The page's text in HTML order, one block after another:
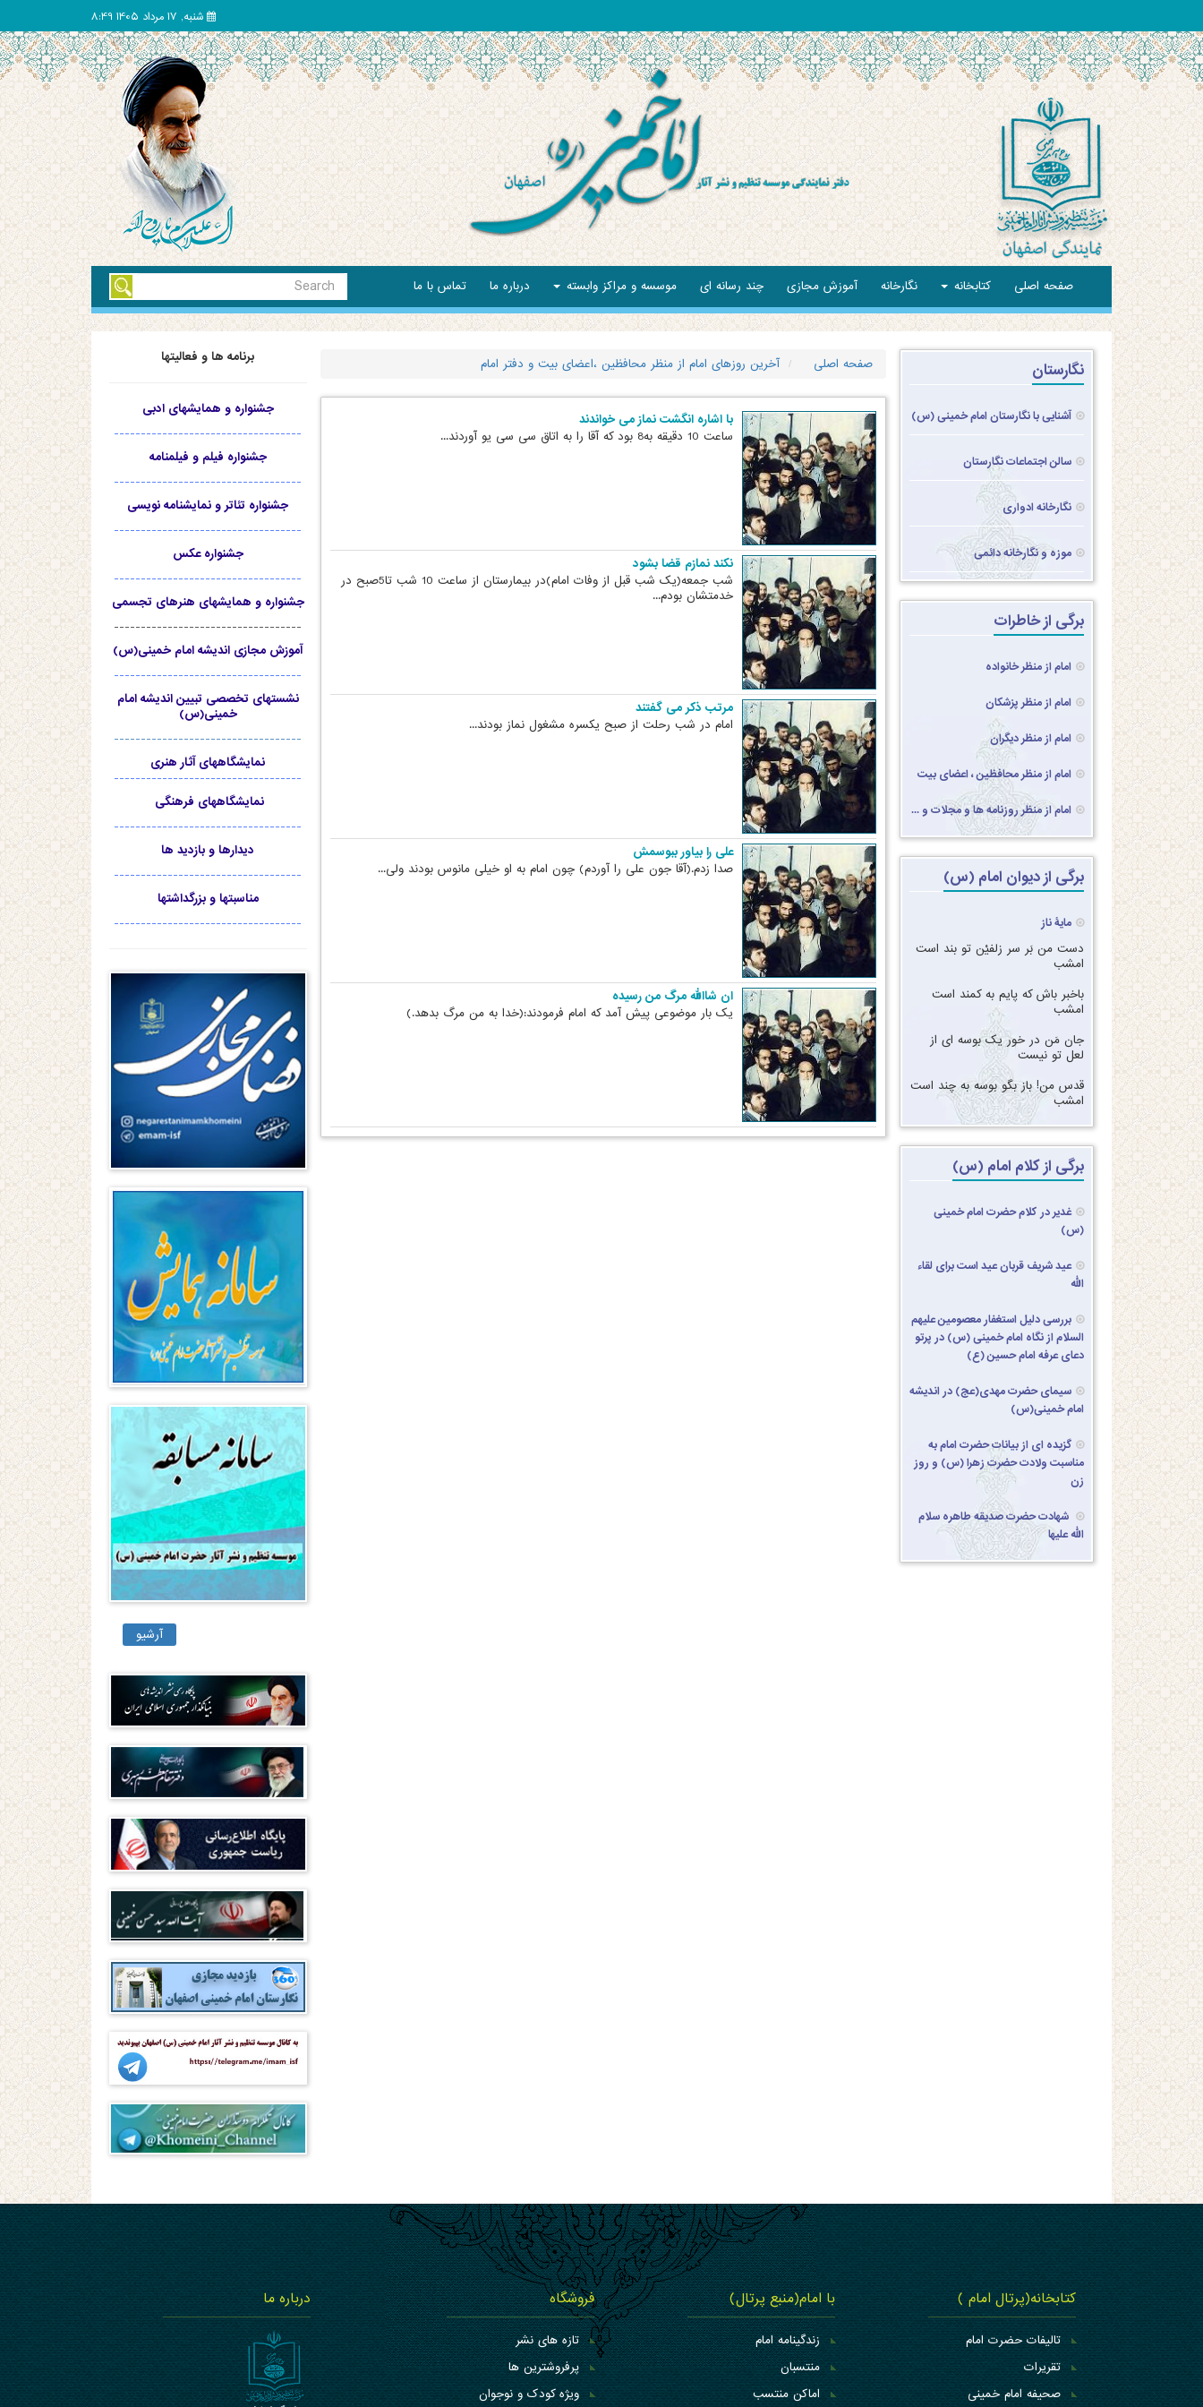
شنبه, 17 مرداد 1405 8:49
صفحه اصلی کتابخانه نگارخانه آموزش مجازی چند رسانه ای موسسه و مراکز وابسته درباره ما تماس با ما
نگارستان
آشنایی با نگارستان امام خمینی (س)
سالن اجتماعات نگارستان
نگارخانه ادواری
موزه و نگارخانه دائمی
برگی از خاطرات
امام از منظر خانواده
امام از منظر پزشکان
امام از منظر دیگران
امام از منظر محافظین ، اعضای بیت
امام از منظر روزنامه ها و مجلات و ...
برگی از دیوان امام (س)
مایۀ ناز
دست من بَر سر زلفیْن تو بند است
امشب‏
‏‏باخبر باش که پایم به کمند است
امشب‏
‏‏جان مَن در خور یک بوسه ای از
لعل تو نیست‏
‏‏قدس من! باز بگو بوسه به چند است
امشب
برگی از کلام امام (س)
غدیر در کلام حضرت امام خمینی
(س)
عید شریف قربان عید است برای لقاء
الله
بررسی دلیل استغفار معصومین علیهم
السلام از نگاه امام خمینی (س) در پرتو
دعای عرفه امام حسین (ع)
سیمای حضرت مهدی(عج) در اندیشه
امام خمینی(س)
گزیده ای از بیانات حضرت امام به
مناسبت ولادت حضرت زهرا (س) و روز
زن
شهادت حضرت صدیقه طاهره سلام
الله علیها
صفحه اصلی آخرین روزهای امام از منظر محافظین ،اعضای بیت و دفتر امام
با اشاره انگشت نماز می خواندند
ساعت 10 دقیقه به8 بود که آقا را به اتاق سی سی یو آوردند...
نکند نمازم قضا بشود
شب جمعه(یک شب قبل از وفات امام)در بیمارستان از ساعت 10 شب تا5صبح در
خدمتشان بودم...
مرتب ذکر می گفتند
امام در شب رحلت از صبح یکسره مشغول نماز بودند...
علی را بیاور ببوسمش
صدا زدم.(آقا جون علی را آوردم) چون امام به او خیلی مانوس بودند ولی...
ان شاالله مرگ من رسیده
یک بار موضوعی پیش آمد که امام فرمودند:(خدا به من مرگ بدهد.)
برنامه ها و فعالیتها
جشنواره و همایشهای ادبی
-----------------------------------
جشنواره فیلم و فیلمنامه
-----------------------------------
جشنواره تئاتر و نمایشنامه نویسی
-----------------------------------
جشنواره عکس
-----------------------------------
جشنواره و همایشهای هنرهای تجسمی
-----------------------------------
آموزش مجازی اندیشه امام خمینی(س)
-----------------------------------
نشستهای تخصصی تبیین اندیشه امام
خمینی(س)
-----------------------------------
نمایشگاههای آثار هنری
-----------------------------------
نمایشگاههای فرهنگی
-----------------------------------
دیدارها و بازدید ها
-----------------------------------
مناسبتها و بزرگداشتها
-----------------------------------
آرشیو
کتابخانه(پرتال امام )
تالیفات حضرت امام
تقریرات
صحیفه امام خمینی
با امام(منبع پرتال)
زندگینامه امام
منتسبان
اماکن منتسب
فروشگاه
تازه های نشر
پرفروشترین ها
ویژه کودک و نوجوان
درباره ما